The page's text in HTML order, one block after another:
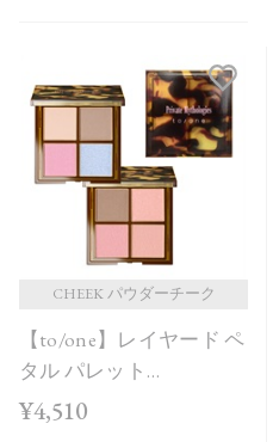
CHEEK パウダーチーク
【to/one】レイヤード ペ
タル パレット
［EX01,EX02］＜限定品
¥4,510